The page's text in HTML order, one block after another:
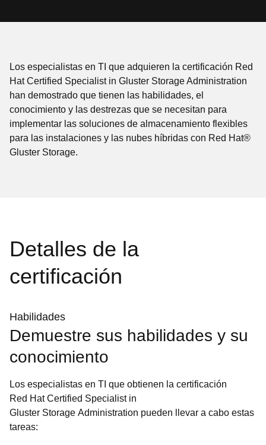
Los especialistas en TI que adquieren la certificación Red
Hat Certified Specialist in Gluster Storage Administration
han demostrado que tienen las habilidades, el
conocimiento y las destrezas que se necesitan para
implementar las soluciones de almacenamiento flexibles
para las instalaciones y las nubes híbridas con Red Hat®
Gluster Storage.
Detalles de la
certificación
Habilidades
Demuestre sus habilidades y su
conocimiento
Los especialistas en TI que obtienen la certificación
Red Hat Certified Specialist in
Gluster Storage Administration pueden llevar a cabo estas
tareas: